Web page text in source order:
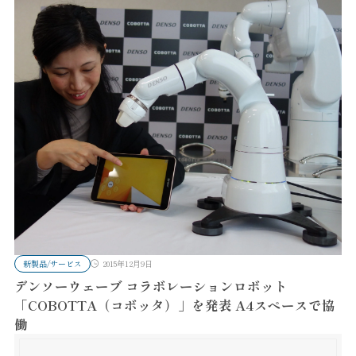
新製品/サービス 2015年12月9日
デンソーウェーブ コラボレーションロボット
「COBOTTA（コボッタ）」を発表 A4スペースで協
働